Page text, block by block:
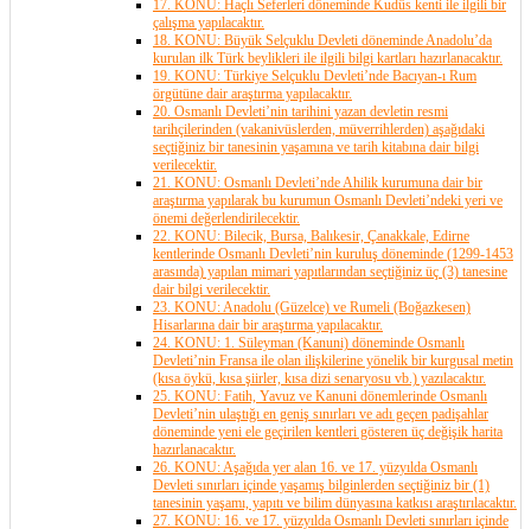
17. KONU: Haçlı Seferleri döneminde Kudüs kenti ile ilgili bir
çalışma yapılacaktır.
18. KONU: Büyük Selçuklu Devleti döneminde Anadolu’da
kurulan ilk Türk beylikleri ile ilgili bilgi kartları hazırlanacaktır.
19. KONU: Türkiye Selçuklu Devleti’nde Bacıyan-ı Rum
örgütüne dair araştırma yapılacaktır.
20. Osmanlı Devleti’nin tarihini yazan devletin resmi
tarihçilerinden (vakanivüslerden, müverrihlerden) aşağıdaki
seçtiğiniz bir tanesinin yaşamına ve tarih kitabına dair bilgi
verilecektir.
21. KONU: Osmanlı Devleti’nde Ahilik kurumuna dair bir
araştırma yapılarak bu kurumun Osmanlı Devleti’ndeki yeri ve
önemi değerlendirilecektir.
22. KONU: Bilecik, Bursa, Balıkesir, Çanakkale, Edirne
kentlerinde Osmanlı Devleti’nin kuruluş döneminde (1299-1453
arasında) yapılan mimari yapıtlarından seçtiğiniz üç (3) tanesine
dair bilgi verilecektir.
23. KONU: Anadolu (Güzelce) ve Rumeli (Boğazkesen)
Hisarlarına dair bir araştırma yapılacaktır.
24. KONU: 1. Süleyman (Kanuni) döneminde Osmanlı
Devleti’nin Fransa ile olan ilişkilerine yönelik bir kurgusal metin
(kısa öykü, kısa şiirler, kısa dizi senaryosu vb.) yazılacaktır.
25. KONU: Fatih, Yavuz ve Kanuni dönemlerinde Osmanlı
Devleti’nin ulaştığı en geniş sınırları ve adı geçen padişahlar
döneminde yeni ele geçirilen kentleri gösteren üç değişik harita
hazırlanacaktır.
26. KONU: Aşağıda yer alan 16. ve 17. yüzyılda Osmanlı
Devleti sınırları içinde yaşamış bilginlerden seçtiğiniz bir (1)
tanesinin yaşamı, yapıtı ve bilim dünyasına katkısı araştırılacaktır.
27. KONU: 16. ve 17. yüzyılda Osmanlı Devleti sınırları içinde